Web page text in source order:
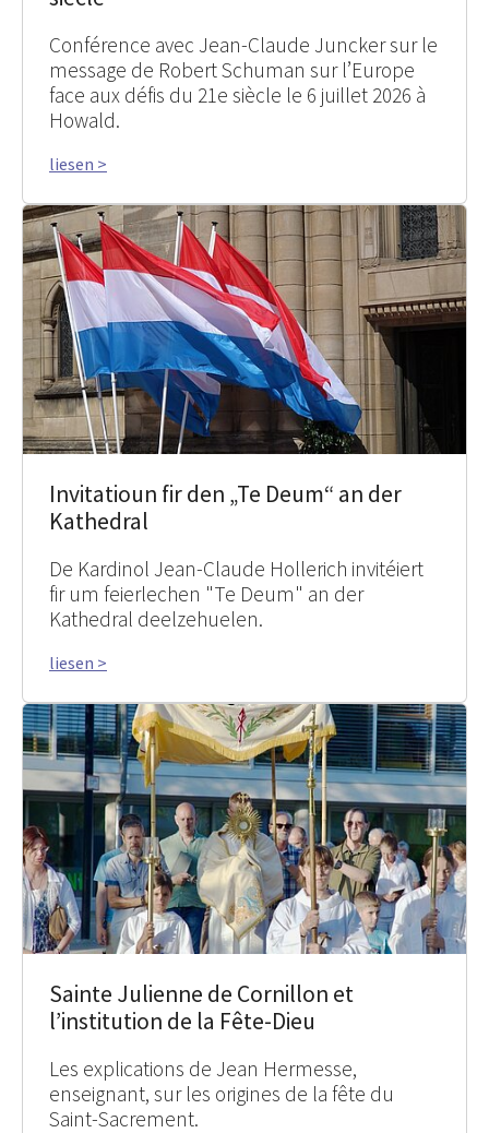
Conférence avec Jean-Claude Juncker sur le
message de Robert Schuman sur l’Europe
face aux défis du 21e siècle le 6 juillet 2026 à
Howald.
liesen >
Invitatioun fir den „Te Deum“ an der
Kathedral
De Kardinol Jean-Claude Hollerich invitéiert
fir um feierlechen "Te Deum" an der
Kathedral deelzehuelen.
liesen >
Sainte Julienne de Cornillon et
l’institution de la Fête-Dieu
Les explications de Jean Hermesse,
enseignant, sur les origines de la fête du
Saint-Sacrement.